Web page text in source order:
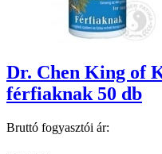
Dr. Chen King of
férfiaknak 50 db
Bruttó fogyasztói ár: